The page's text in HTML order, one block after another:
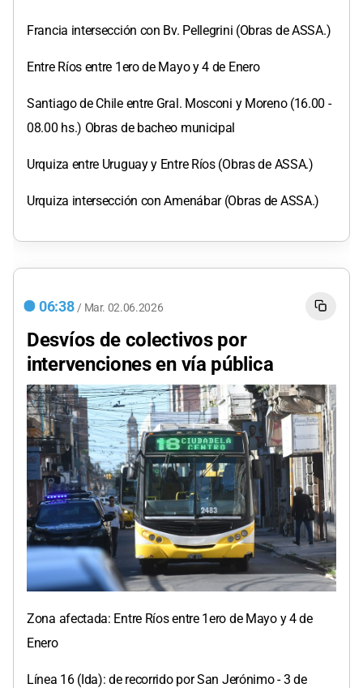
Francia intersección con Bv. Pellegrini (Obras de ASSA.)
Entre Ríos entre 1ero de Mayo y 4 de Enero
Santiago de Chile entre Gral. Mosconi y Moreno (16.00 -
08.00 hs.) Obras de bacheo municipal
Urquiza entre Uruguay y Entre Ríos (Obras de ASSA.)
Urquiza intersección con Amenábar (Obras de ASSA.)
06:38 / Mar. 02.06.2026
Desvíos de colectivos por
intervenciones en vía pública
Zona afectada: Entre Ríos entre 1ero de Mayo y 4 de
Enero
Línea 16 (Ida): de recorrido por San Jerónimo - 3 de